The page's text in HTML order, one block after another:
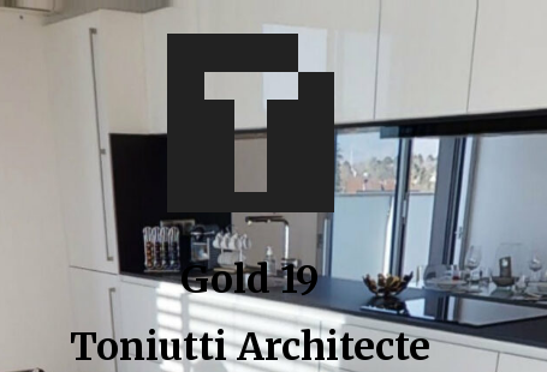
Gold 19
Toniutti Architecte